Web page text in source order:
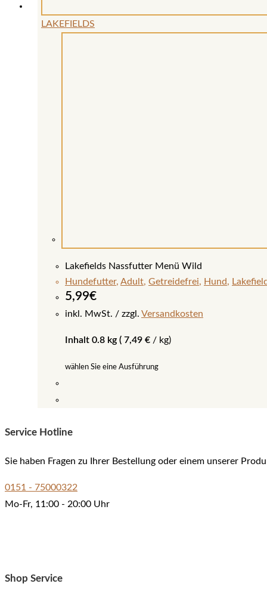
LAKEFIELDS
Lakefields Nassfutter Menü Wild
Hundefutter, Adult, Getreidefrei, Hund,
5,99€
inkl. MwSt. zzgl. Versandkosten
Inhalt 0.8 kg ( 7,49 € / kg)
wählen Sie eine Ausführung
weist
Varianten
auf.
Die
Service Hotline
Sie haben Fragen zu Ihrer Bestellung oder einem unserer
0151 - 75000322
Mo-Fr, 11:00 - 20:00 Uhr
Shop Service